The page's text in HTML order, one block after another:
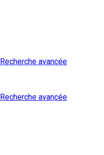
Recherche avancée
Recherche avancée